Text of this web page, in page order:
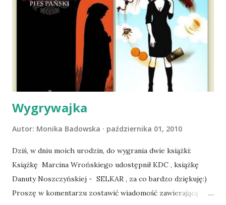
wyjazd w Beskid Niski. Zanim to jednak się stało psica miała
atak padaczki, co spowodowało, że wyjazd odwołaliśmy,
wdrożyliśmy leczenie i od nowa zaczęliśmy oswajać z nami i
wspólnym życiem zdezorientowanego chorobą psa. Udało
się ustabilizować zawirowania zdrowotne i wówczas
zaczęliśmy się cieszyć sobą wzajemnie już na 100%.
Dopier...
Wygrywajka
Autor: Monika Badowska października 01, 2010
Dziś, w dniu moich urodzin, do wygrania dwie książki:
Książkę Marcina Wrońskiego udostępnił KDC , książkę
Danuty Noszczyńskiej - SELKAR , za co bardzo dziękuję:)
Proszę w komentarzu zostawić wiadomość zawierającą